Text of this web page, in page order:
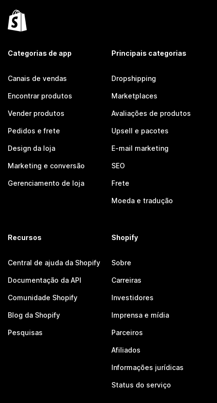
Categorias de app
Canais de vendas
Encontrar produtos
Vender produtos
Pedidos e frete
Design da loja
Marketing e conversão
Gerenciamento de loja
Principais categorias
Dropshipping
Marketplaces
Avaliações de produtos
Upsell e pacotes
E-mail marketing
SEO
Frete
Moeda e tradução
Recursos
Central de ajuda da Shopify
Documentação da API
Comunidade Shopify
Blog da Shopify
Pesquisas
Shopify
Sobre
Carreiras
Investidores
Imprensa e mídia
Parceiros
Afiliados
Informações jurídicas
Status do serviço